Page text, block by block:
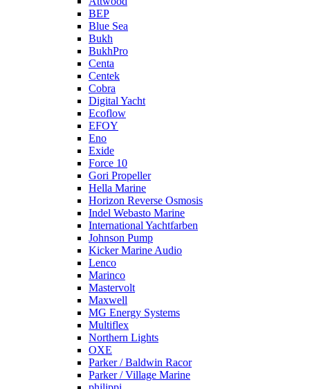
BEP
Blue Sea
Bukh
BukhPro
Centa
Centek
Cobra
Digital Yacht
Ecoflow
EFOY
Eno
Exide
Force 10
Gori Propeller
Hella Marine
Horizon Reverse Osmosis
Indel Webasto Marine
International Yachtfarben
Johnson Pump
Kicker Marine Audio
Lenco
Marinco
Mastervolt
Maxwell
MG Energy Systems
Multiflex
Northern Lights
OXE
Parker / Baldwin Racor
Parker / Village Marine